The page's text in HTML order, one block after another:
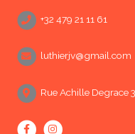
+32 479 21 11 61
luthierjv@gmail.com
Rue Achille Degrace